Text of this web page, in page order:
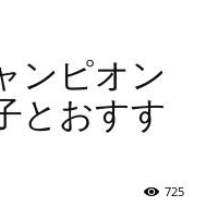
ンピオン
とおすす
725